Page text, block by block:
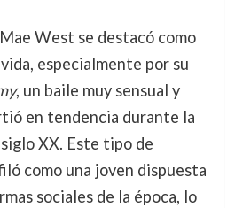
West se destacó como
especialmente por su
, un baile muy sensual y
en tendencia durante la
XX. Este tipo de
como una joven dispuesta
sociales de la época, lo